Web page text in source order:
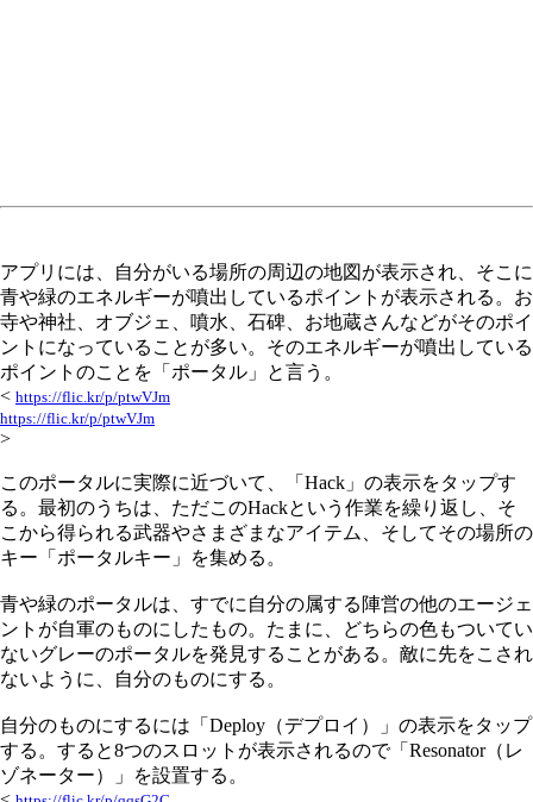
アプリには、自分がいる場所の周辺の地図が表示され、そこに
青や緑のエネルギーが噴出しているポイントが表示される。お
寺や神社、オブジェ、噴水、石碑、お地蔵さんなどがそのポイ
ントになっていることが多い。そのエネルギーが噴出している
ポイントのことを「ポータル」と言う。
< https://flic.kr/p/ptwVJm
https://flic.kr/p/ptwVJm
>
このポータルに実際に近づいて、「Hack」の表示をタップす
る。最初のうちは、ただこのHackという作業を繰り返し、そ
こから得られる武器やさまざまなアイテム、そしてその場所の
キー「ポータルキー」を集める。
青や緑のポータルは、すでに自分の属する陣営の他のエージェ
ントが自軍のものにしたもの。たまに、どちらの色もついてい
ないグレーのポータルを発見することがある。敵に先をこされ
ないように、自分のものにする。
自分のものにするには「Deploy（デプロイ）」の表示をタップ
する。すると8つのスロットが表示されるので「Resonator（レ
ゾネーター）」を設置する。